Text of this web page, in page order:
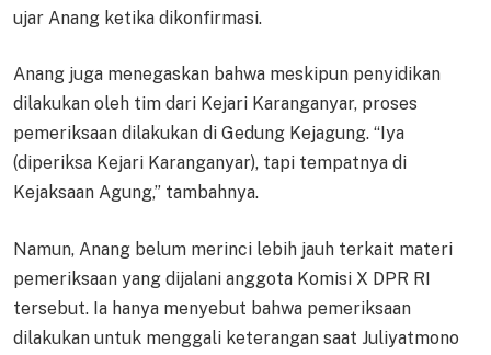
ujar Anang ketika dikonfirmasi.
Anang juga menegaskan bahwa meskipun penyidikan
dilakukan oleh tim dari Kejari Karanganyar, proses
pemeriksaan dilakukan di Gedung Kejagung. “Iya
(diperiksa Kejari Karanganyar), tapi tempatnya di
Kejaksaan Agung,” tambahnya.
Namun, Anang belum merinci lebih jauh terkait materi
pemeriksaan yang dijalani anggota Komisi X DPR RI
tersebut. Ia hanya menyebut bahwa pemeriksaan
dilakukan untuk menggali keterangan saat Juliyatmono